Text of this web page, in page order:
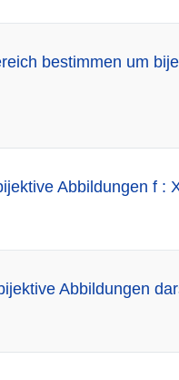
bestimmen um
Abbildungen f :
Abbildungen